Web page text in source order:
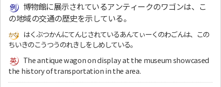
博物館に展示されているアンティークのワゴンは、こ
の地域の交通の歴史を示している。
はくぶつかんにてんじされているあんてぃーくのわごんは、この
ちいきのこうつうのれきしをしめしている。
The antique wagon on display at the museum showcased
the history of transportation in the area.